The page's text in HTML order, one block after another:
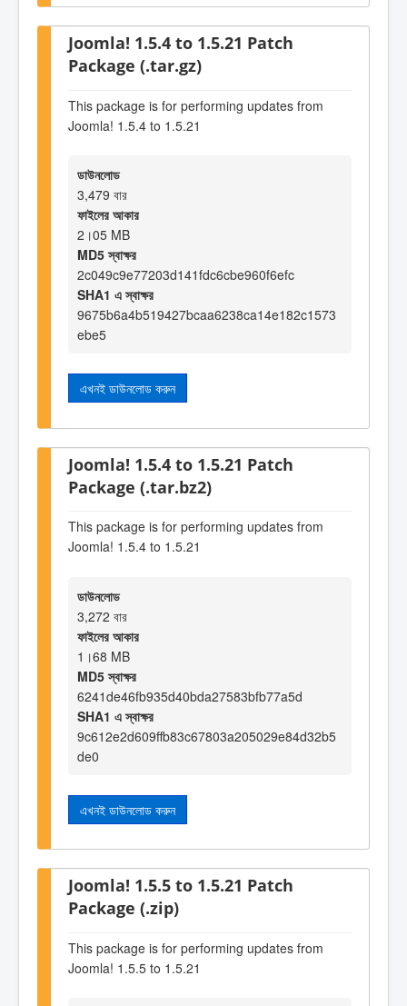
Joomla! 1.5.4 to 1.5.21 Patch
Package (.tar.gz)
This package is for performing updates from
Joomla! 1.5.4 to 1.5.21
ডাউনলোড
3,479 বার
ফাইলের আকার
2।05 MB
MD5 স্বাক্ষর
2c049c9e77203d141fdc6cbe960f6efc
SHA1 এ স্বাক্ষর
9675b6a4b519427bcaa6238ca14e182c1573
ebe5
এখনই ডাউনলোড করুন
Joomla! 1.5.4 to 1.5.21 Patch
Package (.tar.bz2)
This package is for performing updates from
Joomla! 1.5.4 to 1.5.21
ডাউনলোড
3,272 বার
ফাইলের আকার
1।68 MB
MD5 স্বাক্ষর
6241de46fb935d40bda27583bfb77a5d
SHA1 এ স্বাক্ষর
9c612e2d609ffb83c67803a205029e84d32b5
de0
এখনই ডাউনলোড করুন
Joomla! 1.5.5 to 1.5.21 Patch
Package (.zip)
This package is for performing updates from
Joomla! 1.5.5 to 1.5.21